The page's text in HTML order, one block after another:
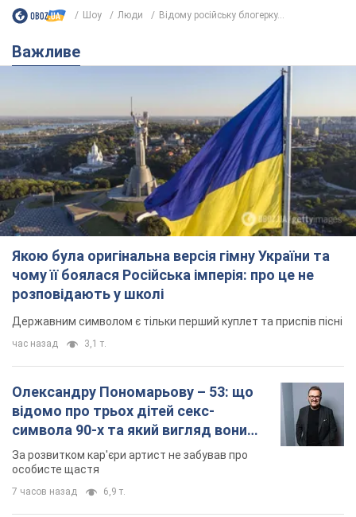
Шоу Люди Відому російську блогерку...
Важливе
Якою була оригінальна версія гімну України та
чому її боялася Російська імперія: про це не
розповідають у школі
Державним символом є тільки перший куплет та приспів пісні
час назад 3,1 т.
Олександру Пономарьову – 53: що
відомо про трьох дітей секс-
символа 90-х та який вигляд вони
мають
За розвитком кар'єри артист не забував про
особисте щастя
7 часов назад 6,9 т.